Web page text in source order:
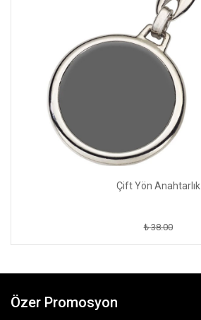
Çift Yön Anahtarlık
₺ 38.00
Özer Promosyon